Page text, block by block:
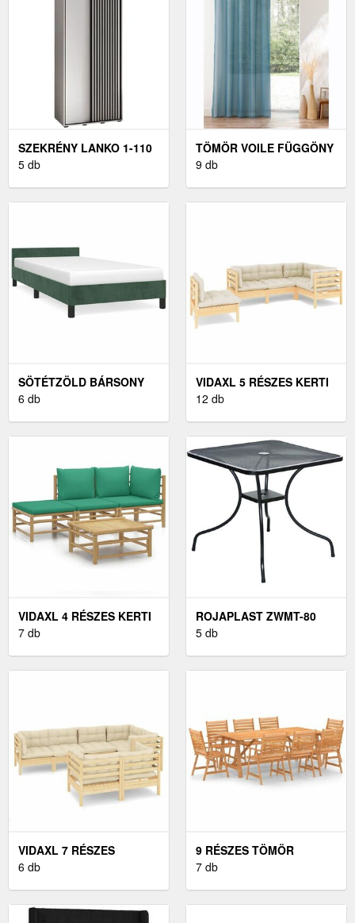
SZEKRÉNY LANKO 1-110
(45) FEHÉR
5 db
TÖMÖR VOILE FÜGGÖNY
FÉM SZEGÉLYEKKEL
9 db
SÖTÉTZÖLD BÁRSONY
ÁGYKERET
6 db
VIDAXL 5 RÉSZES KERTI
BÚTORGARNITÚRA
12 db
VIDAXL 4 RÉSZES KERTI
ÜLŐGARNITÚRA ZÖLD
7 db
ROJAPLAST ZWMT-80
KERTI ASZTAL, 80 CM
5 db
VIDAXL 7 RÉSZES
TÖMÖR FENYŐFA KERTI
6 db
9 RÉSZES TÖMÖR
AKÁCFA KERTI
7 db